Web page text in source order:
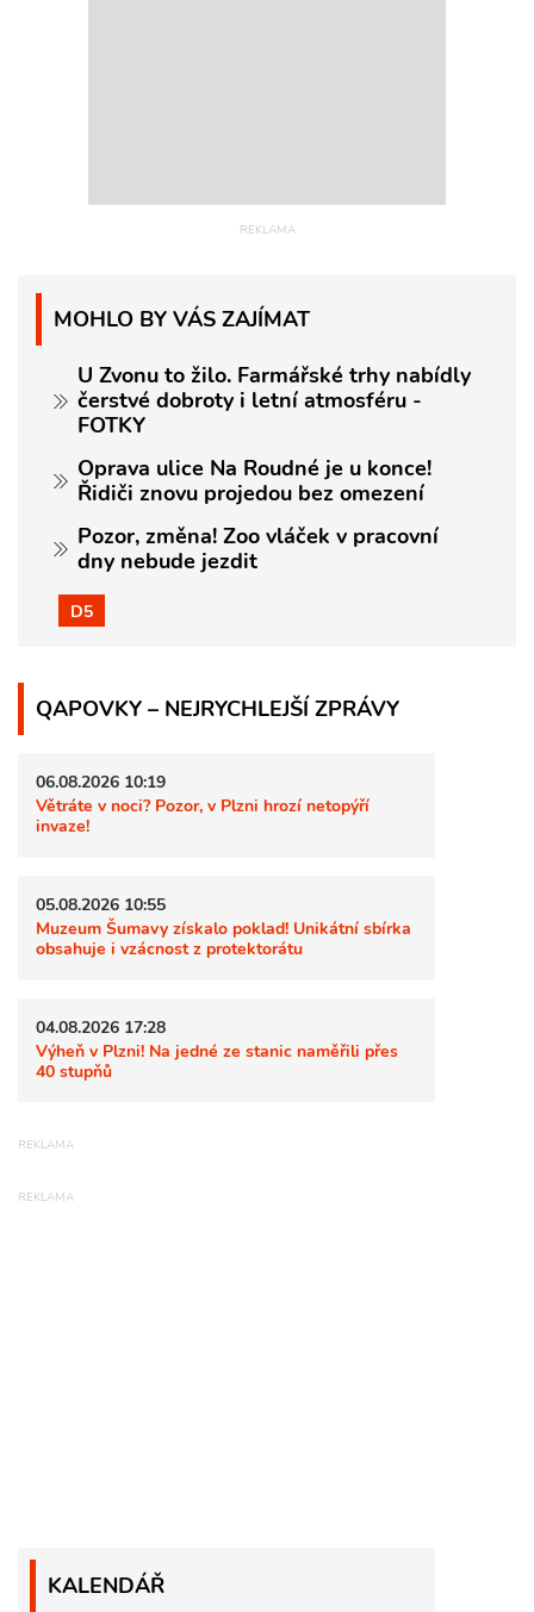
MOHLO BY VÁS ZAJÍMAT
U Zvonu to žilo. Farmářské trhy nabídly
čerstvé dobroty i letní atmosféru -
FOTKY
Oprava ulice Na Roudné je u konce!
Řidiči znovu projedou bez omezení
Pozor, změna! Zoo vláček v pracovní
dny nebude jezdit
D5
QAPOVKY – NEJRYCHLEJŠÍ ZPRÁVY
06.08.2026 10:19
Větráte v noci? Pozor, v Plzni hrozí netopýří
invaze!
05.08.2026 10:55
Muzeum Šumavy získalo poklad! Unikátní sbírka
obsahuje i vzácnost z protektorátu
04.08.2026 17:28
Výheň v Plzni! Na jedné ze stanic naměřili přes
40 stupňů
KALENDÁŘ